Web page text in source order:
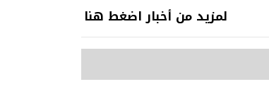
لمزيد من أخبار اضغط هنا